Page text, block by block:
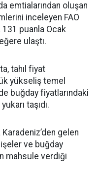
emtialarından oluşan
inceleyen FAO
131 puanla Ocak
ulaştı.
tahıl fiyat
yükseliş temel
buğday fiyatlarındaki
taşıdı.
gelen
ve buğday
mahsule verdiği